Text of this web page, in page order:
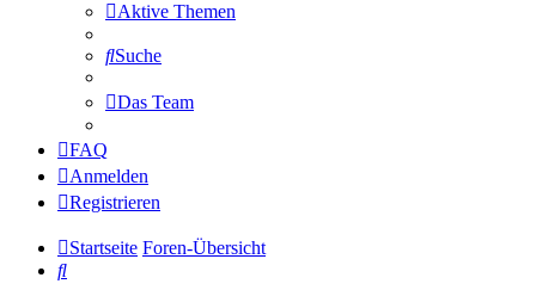
Aktive Themen
Suche
Das Team
FAQ
Anmelden
Registrieren
Startseite Foren-Übersicht
Suche